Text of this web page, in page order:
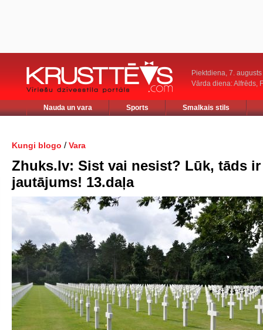
Piektdiena, 7. augusts
Vārda diena: Alfrēds,
Nauda un vara Sports Smalkais stils
Kungi blogo / Vara
Zhuks.lv: Sist vai nesist? Lūk, tāds ir
jautājums! 13.daļa